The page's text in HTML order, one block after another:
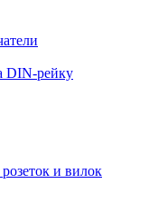
DIN-рейку
и вилок